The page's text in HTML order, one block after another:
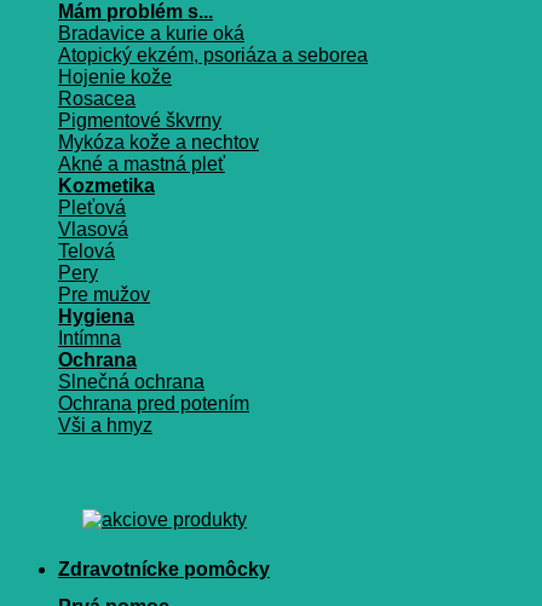
Mám problém s...
Bradavice a kurie oká
Atopický ekzém, psoriáza a seborea
Hojenie kože
Rosacea
Pigmentové škvrny
Mykóza kože a nechtov
Akné a mastná pleť
Kozmetika
Pleťová
Vlasová
Telová
Pery
Pre mužov
Hygiena
Intímna
Ochrana
Slnečná ochrana
Ochrana pred potením
Vši a hmyz
Zdravotnícke pomôcky